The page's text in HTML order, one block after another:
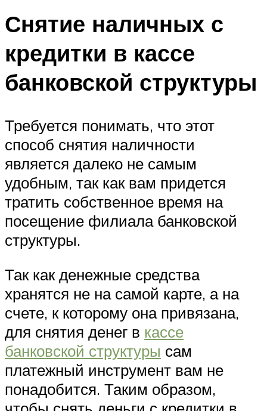
Снятие наличных с
кредитки в кассе
банковской структуры
Требуется понимать, что этот
способ снятия наличности
является далеко не самым
удобным, так как вам придется
тратить собственное время на
посещение филиала банковской
структуры.
Так как денежные средства
хранятся не на самой карте, а на
счете, к которому она привязана,
для снятия денег в кассе
банковской структуры сам
платежный инструмент вам не
понадобится. Таким образом,